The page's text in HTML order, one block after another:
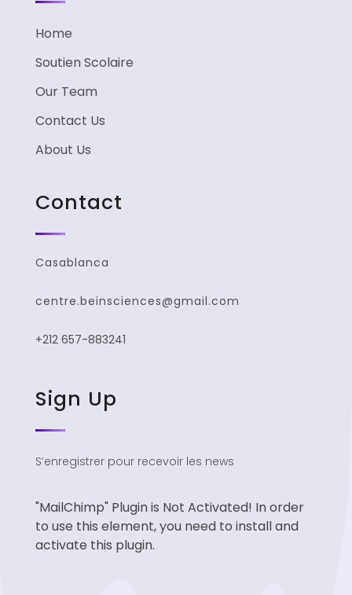
Home
Soutien Scolaire
Our Team
Contact Us
About Us
Contact
Casablanca
centre.beinsciences@gmail.com
+212 657-883241
Sign Up
S’enregistrer pour recevoir les news
"MailChimp" Plugin is Not Activated! In order
to use this element, you need to install and
activate this plugin.